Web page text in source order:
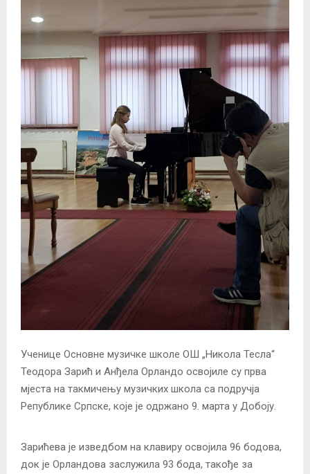
Ученице Основне музичке школе ОШ „Никола Тесла“
Теодора Зарић и Анђела Орландо освојиле су прва
мјеста на такмичењу музичких школа са подручја
Републике Српске, које је одржано 9. марта у Добоју.
Зарићева је изведбом на клавиру освојила 96 бодова,
док је Орландова заслужила 93 бода, такође за